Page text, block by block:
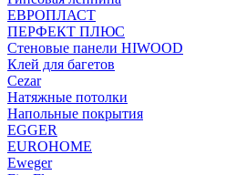
ЕВРОПЛАСТ
ПЕРФЕКТ ПЛЮС
Стеновые панели HIWOOD
Клей для багетов
Cezar
Натяжные потолки
Напольные покрытия
EGGER
EUROHOME
Eweger